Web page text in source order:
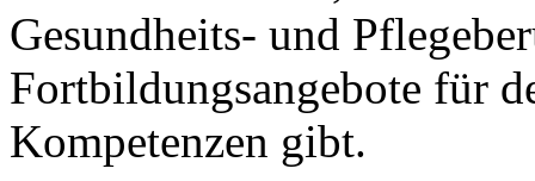
Gesundheits- und
Fortbildungsangebote für
Kompetenzen gibt.